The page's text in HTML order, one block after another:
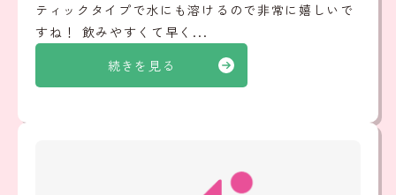
続きを見る
ティックタイプで水にも溶けるので非常に嬉しいで
すね！ 飲みやすくて早く...